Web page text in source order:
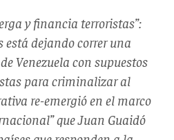
y financia terroristas”:
está dejando correr una
Venezuela con supuestos
para criminalizar al
re-emergió en el marco
que Juan Guaidó